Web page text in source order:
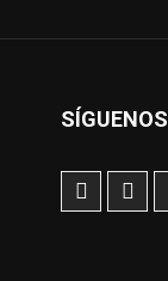
SÍGUENOS